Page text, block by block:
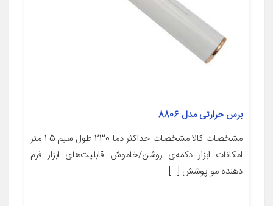
برس حرارتی مدل 8806
مشخصات کالا مشخصات حداکثر دما 230 طول سیم 1.5 متر
امکانات ابزار دکمه‌ی روشن/خاموش قابلیت‌های ابزار فرم
دهنده مو پوشش […]